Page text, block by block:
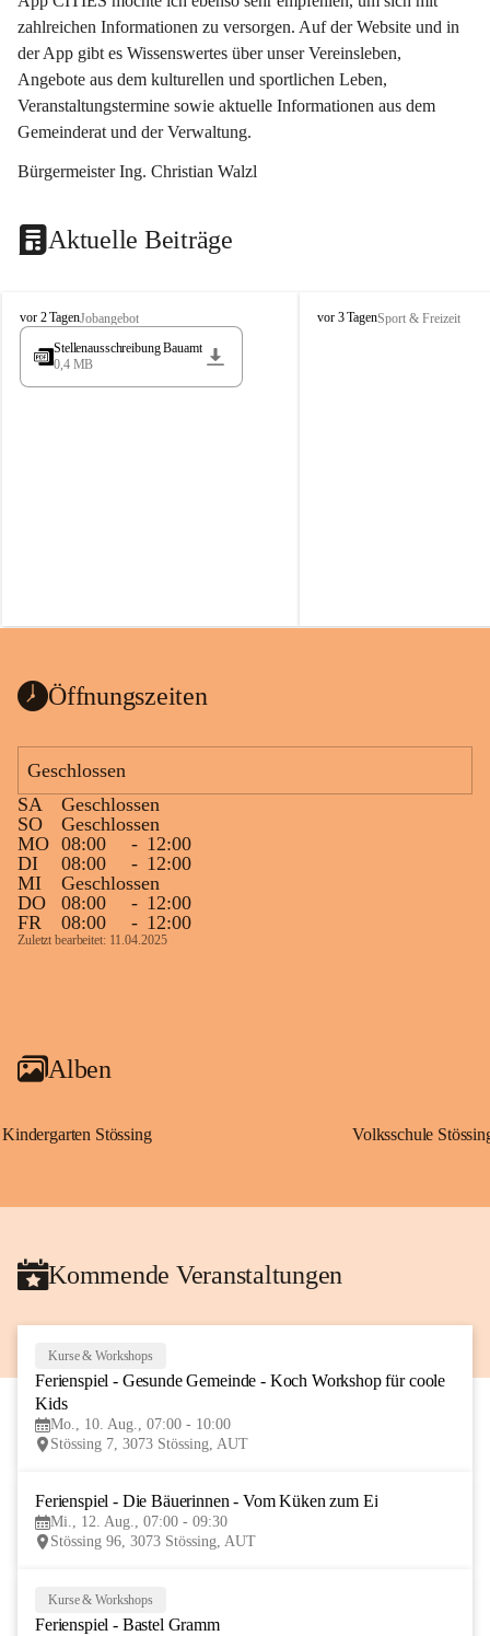
zahlreichen Informationen zu versorgen. Auf der Website und in
der App gibt es Wissenswertes über unser Vereinsleben,
Angebote aus dem kulturellen und sportlichen Leben,
Veranstaltungstermine sowie aktuelle Informationen aus dem
Gemeinderat und der Verwaltung.
Bürgermeister Ing. Christian Walzl
Aktuelle Beiträge
S
t
s
vor 2 TagenJobangebot
Stellenausschreibung Bauamt
0,4 MB
S
vor 3 TagenSport & Freizeit
Öffnungszeiten
Geschlossen
SA
Geschlossen
SO
Geschlossen
MO 08:00 - 12:00
DI
08:00 - 12:00
MI
Geschlossen
DO
08:00 - 12:00
FR
08:00 - 12:00
Zuletzt bearbeitet: 11.04.2025
Alben
Kindergarten Stössing Volksschule
Kommende Veranstaltungen
AUG
Kurse & Workshops
Ferienspiel - Gesunde Gemeinde - Koch Workshop für coole
Kids
Mo., 10. Aug., 07:00 - 10:00
Stössing 7, 3073 Stössing, AUT
Ferienspiel - Die Bäuerinnen - Vom Küken zum Ei
Mi., 12. Aug., 07:00 - 09:30
Stössing 96, 3073 Stössing, AUT
Kurse & Workshops
Ferienspiel - Bastel Gramm